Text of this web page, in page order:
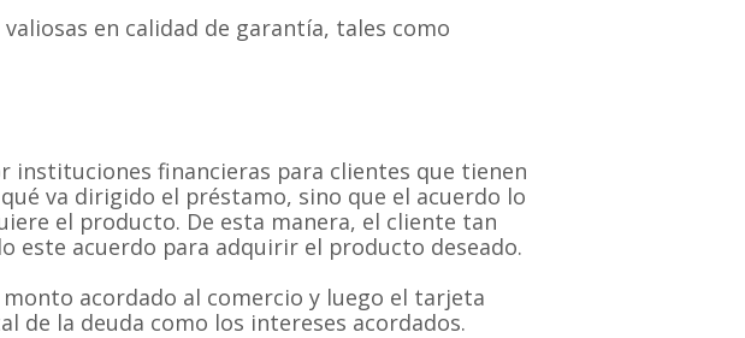
en calidad de garantía, tales como
financieras para clientes que tienen
va dirigido el préstamo, sino que el acuerdo lo
el producto. De esta manera, el cliente tan
este acuerdo para adquirir el producto deseado.
acordado al comercio y luego el tarjeta
de la deuda como los intereses acordados.